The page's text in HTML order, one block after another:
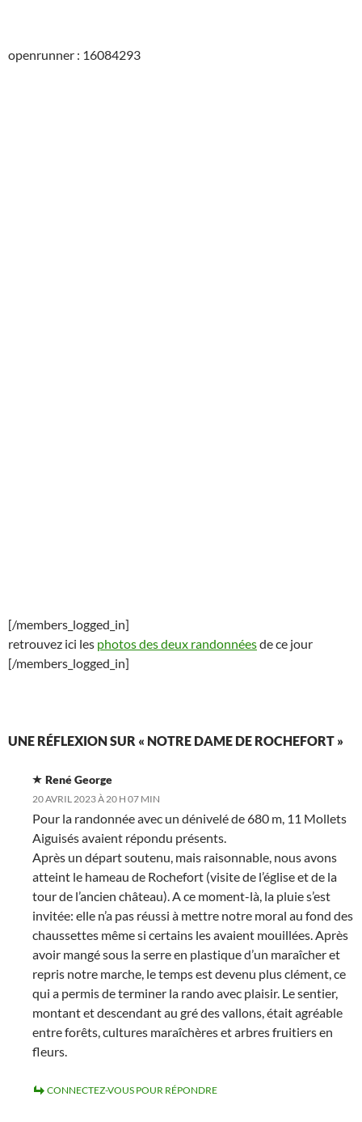
openrunner : 16084293
[/members_logged_in]
retrouvez ici les photos des deux randonnéesde ce jour
[/members_logged_in]
UNE RÉFLEXION SUR « NOTRE DAME DE ROCHEFORT »
René George
20 AVRIL 2023 À 20 H 07 MIN
Pour la randonnée avec un dénivelé de 680 m, 11 Mollets
Aiguisés avaient répondu présents.
Après un départ soutenu, mais raisonnable, nous avons
atteint le hameau de Rochefort (visite de l’église et de la
tour de l’ancien château). A ce moment-là, la pluie s’est
invitée: elle n’a pas réussi à mettre notre moral au fond des
chaussettes même si certains les avaient mouillées. Après
avoir mangé sous la serre en plastique d’un maraîcher et
repris notre marche, le temps est devenu plus clément, ce
qui a permis de terminer la rando avec plaisir. Le sentier,
montant et descendant au gré des vallons, était agréable
entre forêts, cultures maraîchères et arbres fruitiers en
fleurs.
CONNECTEZ-VOUS POUR RÉPONDRE